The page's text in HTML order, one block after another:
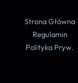
Strona Główna
Regulamin
Polityka Pryw.